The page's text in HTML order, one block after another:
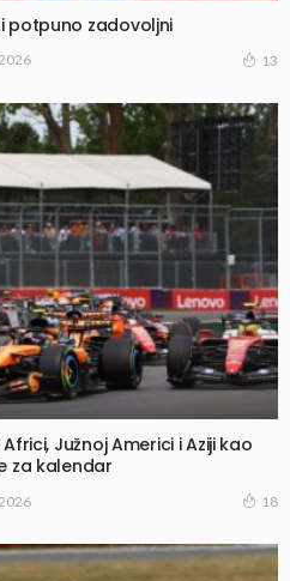
potpuno zadovoljni
13
Južnoj Americi i Aziji kao
za kalendar
18